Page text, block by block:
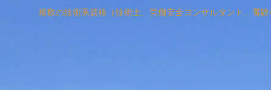
複数の技術系資格（技術士、労働安全コンサルタント、電